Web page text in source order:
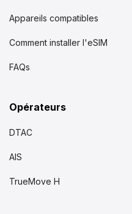
Appareils compatibles
Comment installer l'eSIM
FAQs
Opérateurs
DTAC
AIS
TrueMove H